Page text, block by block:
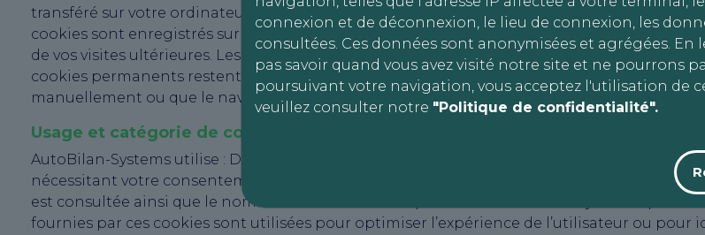
connexion et de déconnexion, le lieu de connexion, les
consultées. Ces données sont anonymisées et agrégées.
pas savoir quand vous avez visité notre site et ne pourrons
poursuivant votre navigation, vous acceptez l'utilisation de
veuillez consulter notre "Politique de confidentialité".
transféré sur votre ordinateur, smartphone ou tablette par le biais de votre navigateur
cookies sont enregistrés sur le disque dur de votre terminal lorsque vous visitez notre
de vos visites ultérieures. Les cookies de session sont actifs le temps de votre visite
cookies permanents restent sur le disque dur de votre terminal lorsque vous quittez le site
manuellement ou que le navigateur les purge après un certain délai.
Usage et catégorie de cookies utilisés
AutoBilan-Systems utilise : Des cookies techniques ne nécessitant pas votre
nécessitant votre consentement. Ils permettent de surveiller la performance du site
est consultée ainsi que le nombre d’utilisateurs uniques. Les services d’analyse web
fournies par ces cookies sont utilisées pour optimiser l’expérience de l’utilisateur ou